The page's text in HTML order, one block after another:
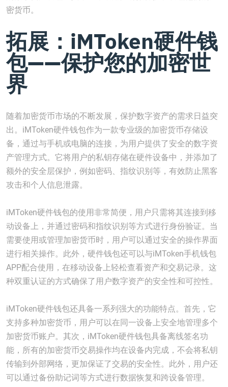
密货币。
拓展：iMToken硬件钱
包——保护您的加密世
界
随着加密货币市场的不断发展，保护数字资产的需求日益突
出。iMToken硬件钱包作为一款专业级的加密货币存储设
备，通过与手机或电脑的连接，为用户提供了安全的数字资
产管理方式。它将用户的私钥存储在硬件设备中，并添加了
额外的安全层保护，例如密码、指纹识别等，有效防止黑客
攻击和个人信息泄露。
iMToken硬件钱包的使用非常简便，用户只需将其连接到移
动设备上，并通过密码和指纹识别等方式进行身份验证。当
需要使用或管理加密货币时，用户可以通过安全的操作界面
进行相关操作。此外，硬件钱包还可以与iMToken手机钱包
APP配合使用，在移动设备上轻松查看资产和交易记录。这
种双重认证的方式确保了用户数字资产的安全性和可控性。
iMToken硬件钱包还具备一系列强大的功能特点。首先，它
支持多种加密货币，用户可以在同一设备上安全地管理多个
加密货币账户。其次，iMToken硬件钱包具备离线签名功
能，所有的加密货币交易操作均在设备内完成，不会将私钥
传输到外部网络，更加保证了交易的安全性。此外，用户还
可以通过备份助记词等方式进行数据恢复和跨设备管理。